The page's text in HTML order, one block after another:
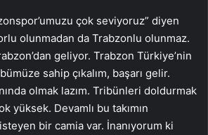
çok seviyoruz” diyen
olunmadan da Trabzonlu olunmaz.
geliyor. Trabzon Türkiye’nin
sahip çıkalım, başarı gelir.
olmak lazım. Tribünleri doldurmak
yüksek. Devamlı bu takımın
bir camia var. İnanıyorum ki